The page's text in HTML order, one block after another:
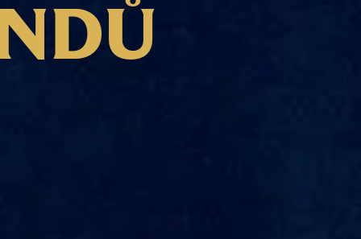
DŮ